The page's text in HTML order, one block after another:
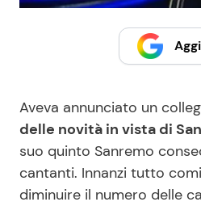
Aveva annunciato un
delle novità in vista di
suo quinto Sanremo
cantanti. Innanzi tutto
diminuire il numero delle